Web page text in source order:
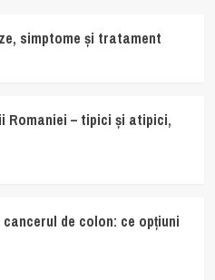
simptome și tratament
Romaniei – tipici și atipici,
de colon: ce opțiuni